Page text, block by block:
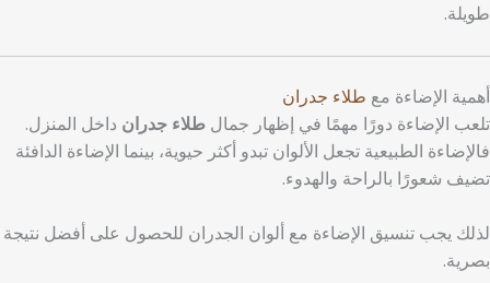
طويلة.
أهمية الإضاءة مع طلاء جدران
تلعب الإضاءة دورًا مهمًا في إظهار جمال طلاء جدران داخل المنزل.
فالإضاءة الطبيعية تجعل الألوان تبدو أكثر حيوية، بينما الإضاءة الدافئة
تضيف شعورًا بالراحة والهدوء.
لذلك يجب تنسيق الإضاءة مع ألوان الجدران للحصول على أفضل نتيجة
بصرية.